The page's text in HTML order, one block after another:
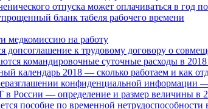
отпуска может оплачиваться в год
бланк табеля рабочего времени
медкомиссию на работу
допсоглашение к трудовому договору о
командировочные суточные расходы в
календарь 2018 — сколько работаем и как
конфиденциальной информации
России — определение и размер величины в
пособие по временной нетрудоспособности